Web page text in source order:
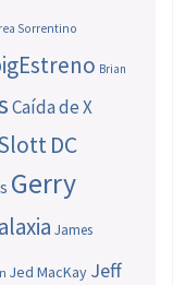
Sorrentino
Brian
Caída de X
DC
Gerry
James
Jed MacKay Jeff